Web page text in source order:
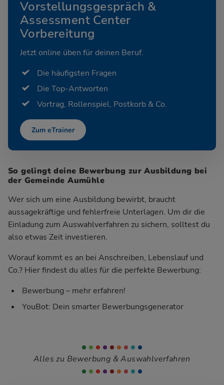
Vorstellungsgespräch &
Assessment Center
Vorbereitung
Jetzt online üben für deinen Beruf.
Die häufigsten Fragen
Die Top-Antworten
Vortrag, Rollenspiel, Postkorb & Co.
Zum eTrainer
So gelingt deine Bewerbung zur Ausbildung bei
der Gemeinde Aumühle
Wer sich um eine Ausbildung bewirbt, braucht
aussagekräftige und fehlerfreie Unterlagen. Um dir die
Einladung zum Auswahlverfahren zu sichern, solltest du
also etwas Zeit investieren.
Worauf kommt es an bei Anschreiben, Lebenslauf und
Co.? Hier findest du alles für die perfekte Bewerbung:
Bewerbung – mehr erfahren!
YouBot: Dein smarter Bewerbungsgenerator
Alles zu Bewerbung & Auswahlverfahren